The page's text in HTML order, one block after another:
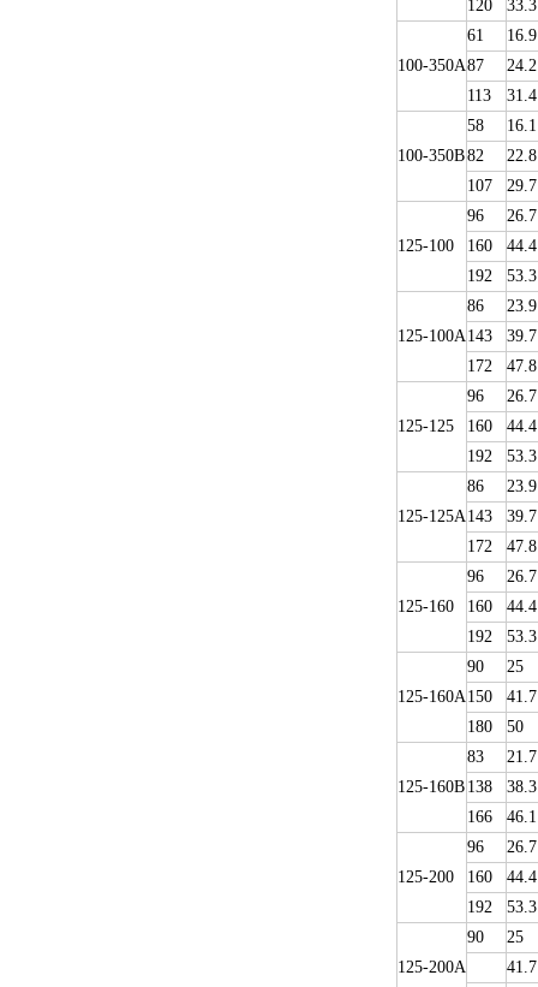
120
33.3
100-350A
61
16.9
87
24.2
113
31.4
100-350B
58
16.1
82
22.8
107
29.7
125-100
96
26.7
160
44.4
192
53.3
125-100A
86
23.9
143
39.7
172
47.8
125-125
96
26.7
160
44.4
192
53.3
125-125A
86
23.9
143
39.7
172
47.8
125-160
96
26.7
160
44.4
192
53.3
125-160A
90
25
150
41.7
180
50
125-160B
83
21.7
138
38.3
166
46.1
125-200
96
26.7
160
44.4
192
53.3
125-200A
90
25
41.7